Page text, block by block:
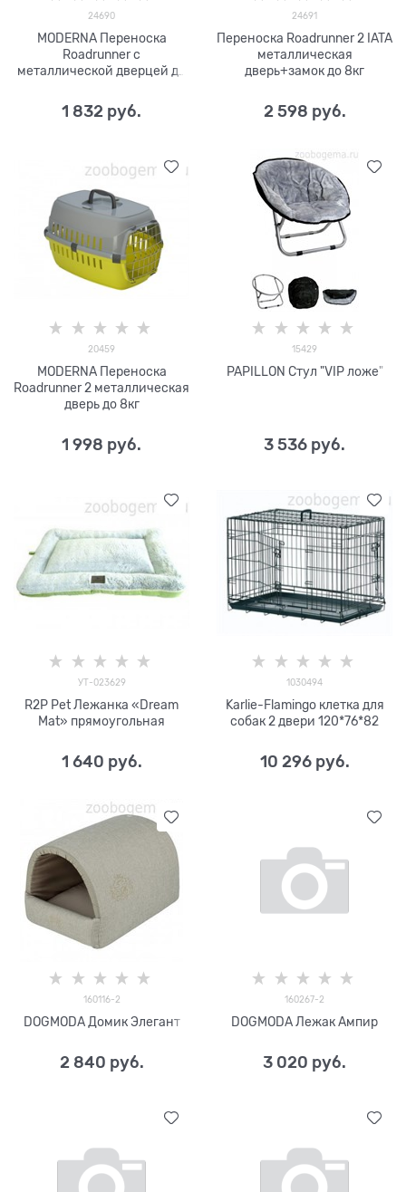
24690
MODERNA Переноска
Roadrunner с
металлической дверцей до
1 832 руб.
24691
Переноска Roadrunner 2 IATA
металлическая
дверь+замок до 8кг
2 598 руб.
20459
MODERNA Переноска
Roadrunner 2 металлическая
дверь до 8кг
1 998 руб.
15429
PAPILLON Стул "VIP ложе"
3 536 руб.
УТ-023629
R2P Pet Лежанка «Dream
Mat» прямоугольная
1 640 руб.
1030494
Karlie-Flamingo клетка для
собак 2 двери 120*76*82
10 296 руб.
160116-2
DOGMODA Домик Элегант
2 840 руб.
160267-2
DOGMODA Лежак Ампир
3 020 руб.